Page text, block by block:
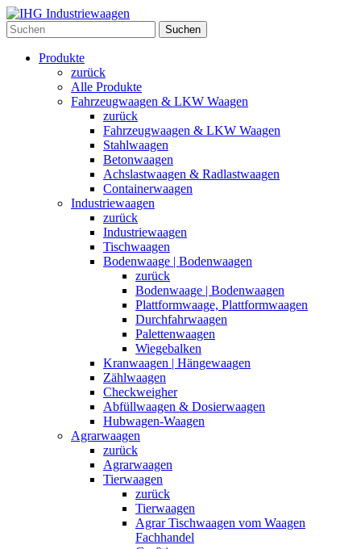
Suchen
Produkte
zurück
Alle Produkte
Fahrzeugwaagen & LKW Waagen
zurück
Fahrzeugwaagen & LKW Waagen
Stahlwaagen
Betonwaagen
Achslastwaagen & Radlastwaagen
Containerwaagen
Industriewaagen
zurück
Industriewaagen
Tischwaagen
Bodenwaage | Bodenwaagen
zurück
Bodenwaage | Bodenwaagen
Plattformwaage, Plattformwaagen
Durchfahrwaagen
Palettenwaagen
Wiegebalken
Kranwaagen | Hängewaagen
Zählwaagen
Checkweigher
Abfüllwaagen & Dosierwaagen
Hubwagen-Waagen
Agrarwaagen
zurück
Agrarwaagen
Tierwaagen
zurück
Tierwaagen
Agrar Tischwaagen vom Waagen
Fachhandel